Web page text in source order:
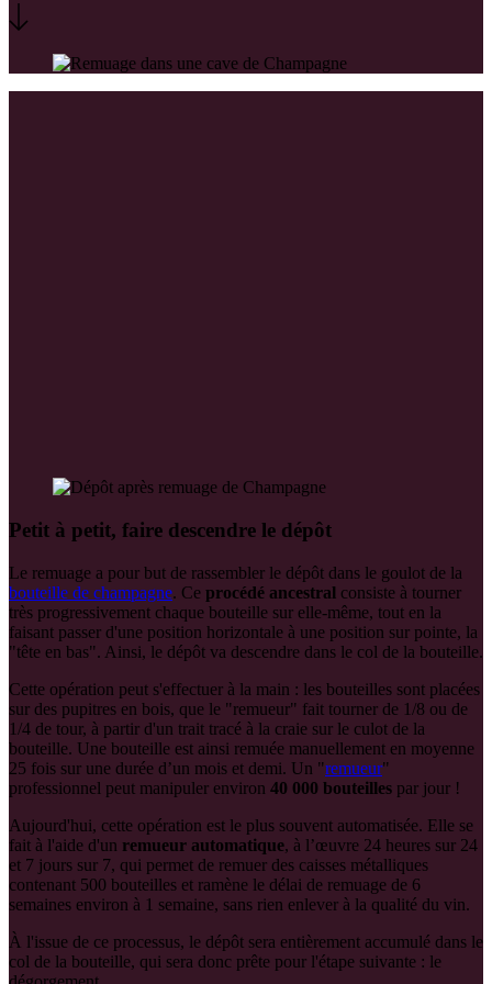
Petit à petit, faire descendre le dépôt
Le remuage a pour but de rassembler le dépôt dans le goulot de la
bouteille de champagne. Ce procédé ancestral consiste à tourner
très progressivement chaque bouteille sur elle-même, tout en la
faisant passer d'une position horizontale à une position sur pointe, la
"tête en bas". Ainsi, le dépôt va descendre dans le col de la bouteille.
Cette opération peut s'effectuer à la main : les bouteilles sont placées
sur des pupitres en bois, que le "remueur" fait tourner de 1/8 ou de
1/4 de tour, à partir d'un trait tracé à la craie sur le culot de la
bouteille. Une bouteille est ainsi remuée manuellement en moyenne
25 fois sur une durée d’un mois et demi. Un "remueur"
professionnel peut manipuler environ 40 000 bouteilles par jour !
Aujourd'hui, cette opération est le plus souvent automatisée. Elle se
fait à l'aide d'un remueur automatique, à l’œuvre 24 heures sur 24
et 7 jours sur 7, qui permet de remuer des caisses métalliques
contenant 500 bouteilles et ramène le délai de remuage de 6
semaines environ à 1 semaine, sans rien enlever à la qualité du vin.
À l'issue de ce processus, le dépôt sera entièrement accumulé dans le
col de la bouteille, qui sera donc prête pour l'étape suivante : le